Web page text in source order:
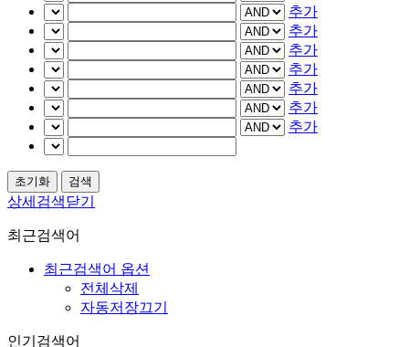
추가
추가
추가
추가
추가
추가
추가
상세검색닫기
최근검색어
최근검색어 옵션
전체삭제
자동저장끄기
인기검색어